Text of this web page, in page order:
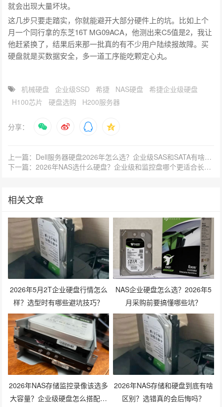
就会出现大量坏块。
这几步只要走踏实，你就能避开大部分硬件上的坑。比如上个
月一个同行拿的东芝16T MG09ACA，他测出来C5值是2，我让
他赶紧换了，结果后来那一批真的有不少用户陆续报故障。买
硬盘就是买数据安全，多一道工序能吃颗定心丸。
机械硬盘 企业级SSD 希捷 NAS硬盘
希捷企业级硬盘
H100芯片
硬盘选购 H200服务器
分享：
上一篇：Dell服务器硬盘2026年怎么选？企业级SAS和SATA有啥区别？
下一篇：2026年NAS选什么硬盘？企业级和监控盘哪个更适合长期存储？
相关文章
2026年5月2T企业硬盘行情怎么
样？选型时有哪些避坑技巧？
NAS企业硬盘怎么选？2026年5
月采购前要搞懂哪些坑？
2026年NAS存储监控录像该选多
大容量？企业级硬盘怎么搭配才
2026年NAS存储和硬盘到底有啥
区别？选错真的会后悔吗？